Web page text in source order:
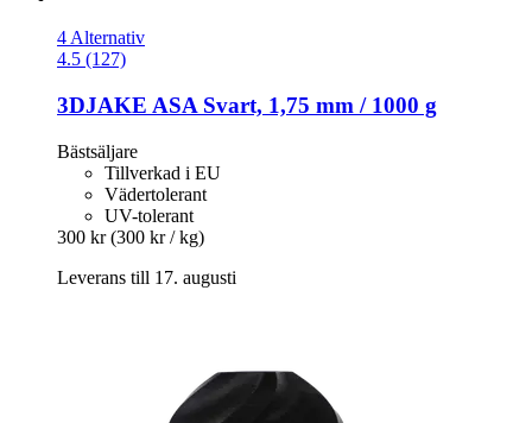
4 Alternativ
4.5 (127)
3DJAKE ASA Svart, 1,75 mm / 1000 g
Bästsäljare
Tillverkad i EU
Vädertolerant
UV-tolerant
300 kr (300 kr / kg)
Leverans till 17. augusti